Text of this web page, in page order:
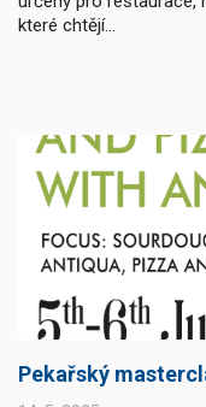
které chtějí...
Pekařský